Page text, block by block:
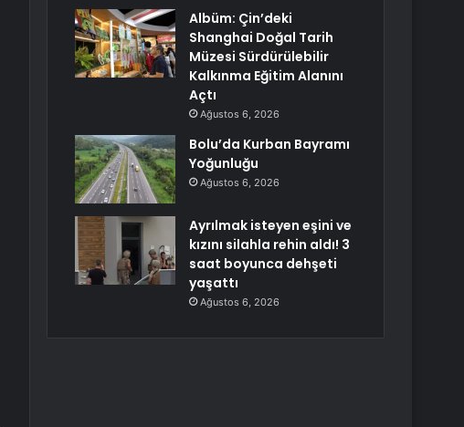
Albüm: Çin’deki
Shanghai Doğal Tarih
Müzesi Sürdürülebilir
Kalkınma Eğitim Alanını
Açtı
Ağustos 6, 2026
Bolu’da Kurban Bayramı
Yoğunluğu
Ağustos 6, 2026
Ayrılmak isteyen eşini ve
kızını silahla rehin aldı! 3
saat boyunca dehşeti
yaşattı
Ağustos 6, 2026